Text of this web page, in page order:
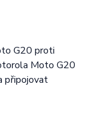
G20 proti
Moto G20
připojovat